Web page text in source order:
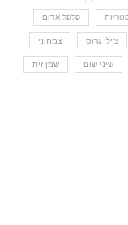
פלפל אדום
צ'ילי גרוס צמחוני
שיני שום שמן זית